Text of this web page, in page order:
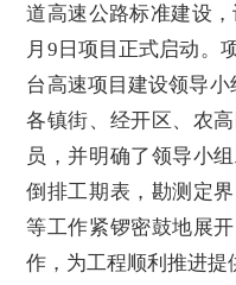
道高速公路标准建设
月9日项目正式启动。
台高速项目建设领导
各镇街、经开区、农
员，并明确了领导小
倒排工期表，勘测定
等工作紧锣密鼓地展
作，为工程顺利推进提